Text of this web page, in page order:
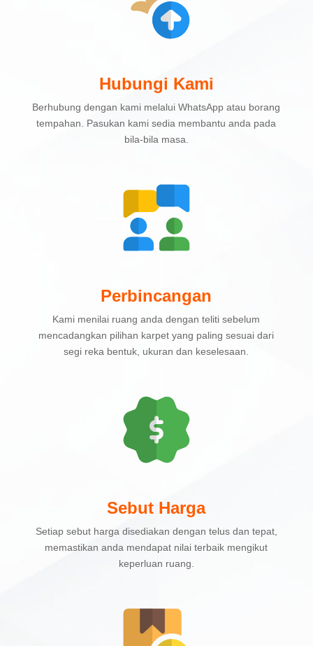
Hubungi Kami
Berhubung dengan kami melalui WhatsApp atau borang
tempahan. Pasukan kami sedia membantu anda pada
bila-bila masa.
Perbincangan
Kami menilai ruang anda dengan teliti sebelum
mencadangkan pilihan karpet yang paling sesuai dari
segi reka bentuk, ukuran dan keselesaan.
Sebut Harga
Setiap sebut harga disediakan dengan telus dan tepat,
memastikan anda mendapat nilai terbaik mengikut
keperluan ruang.